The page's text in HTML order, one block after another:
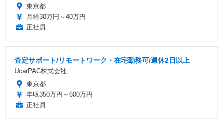
東京都
月給30万円～40万円
正社員
査定サポート/リモートワーク・在宅勤務可/週休2日以上
UcarPAC株式会社
東京都
年収350万円～600万円
正社員